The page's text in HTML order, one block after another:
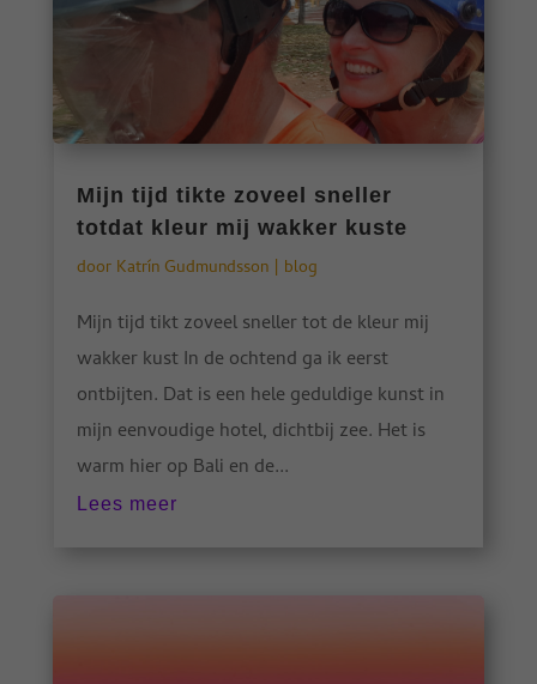
Mijn tijd tikte zoveel sneller
totdat kleur mij wakker kuste
door Katrín Gudmundsson| blog
Mijn tijd tikt zoveel sneller tot de kleur mij
wakker kust In de ochtend ga ik eerst
ontbijten. Dat is een hele geduldige kunst in
mijn eenvoudige hotel, dichtbij zee. Het is
warm hier op Bali en de...
Lees meer